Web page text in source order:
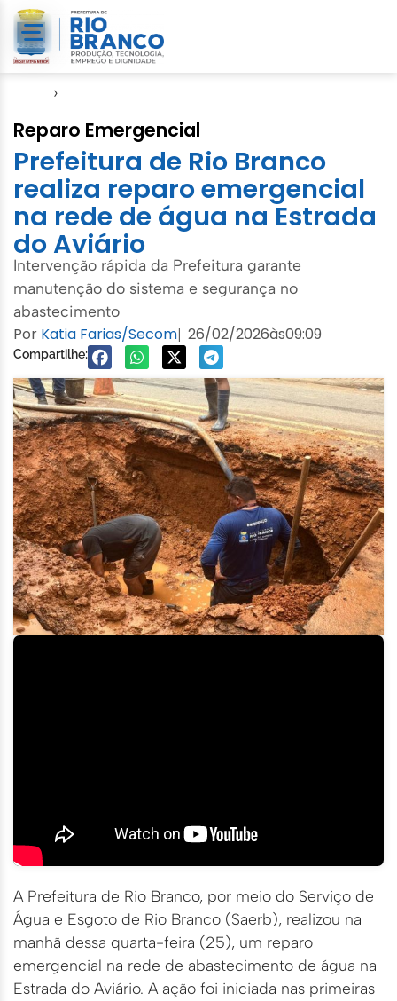
›
Reparo Emergencial
Prefeitura de Rio Branco
realiza reparo emergencial
na rede de água na Estrada
do Aviário
Intervenção rápida da Prefeitura garante
manutenção do sistema e segurança no
abastecimento
Por Katia Farias/Secom| 26/02/2026às09:09
Compartilhe:
A Prefeitura de Rio Branco, por meio do Serviço de
Água e Esgoto de Rio Branco (Saerb), realizou na
manhã dessa quarta-feira (25), um reparo
emergencial na rede de abastecimento de água na
Estrada do Aviário. A ação foi iniciada nas primeiras